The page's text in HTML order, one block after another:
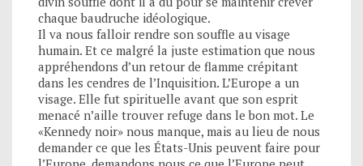
chaque baudruche idéologique.
Il va nous falloir rendre son souffle au visage
humain. Et ce malgré la juste estimation que nous
appréhendons d’un retour de flamme crépitant
dans les cendres de l’Inquisition. L’Europe a un
visage. Elle fut spirituelle avant que son esprit
menacé n’aille trouver refuge dans le bon mot. Le
«Kennedy noir» nous manque, mais au lieu de nous
demander ce que les États-Unis peuvent faire pour